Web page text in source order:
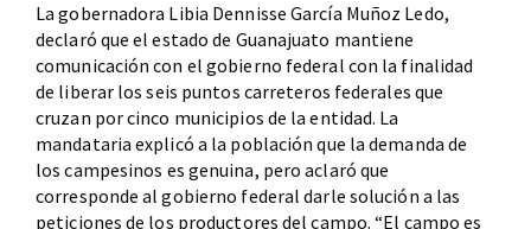
La gobernadora Libia Dennisse García Muñoz Ledo,
declaró que el estado de Guanajuato mantiene
comunicación con el gobierno federal con la finalidad
de liberar los seis puntos carreteros federales que
cruzan por cinco municipios de la entidad. La
mandataria explicó a la población que la demanda de
los campesinos es genuina, pero aclaró que
corresponde al gobierno federal darle solución a las
peticiones de los productores del campo. “El campo es